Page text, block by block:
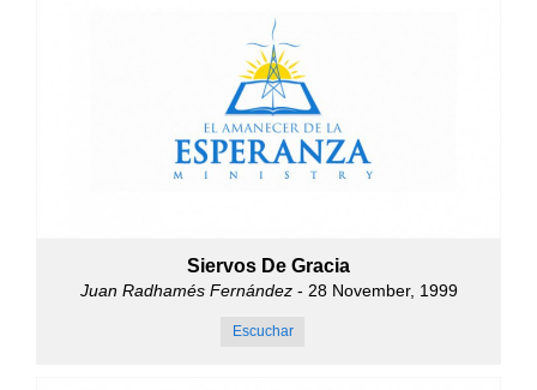
Siervos De Gracia
Juan Radhamés Fernández- 28 November, 1999
Escuchar